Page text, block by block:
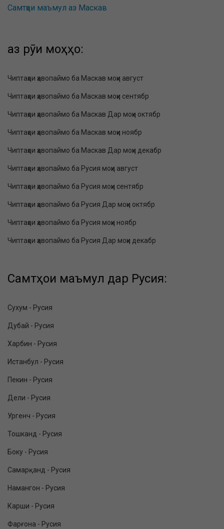
Самтҳои маъмул аз Маскав
аз рӯи моҳҳо:
Чиптаҳои ҳавопаймо ба Маскав моҳи август
Чиптаҳои ҳавопаймо ба Маскав моҳи сентябр
Чиптаҳои ҳавопаймо ба Маскав Дар моҳи октябр
Чиптаҳои ҳавопаймо ба Маскав моҳи ноябр
Чиптаҳои ҳавопаймо ба Маскав Дар моҳи декабр
Чиптаҳои ҳавопаймо ба Русия моҳи август
Чиптаҳои ҳавопаймо ба Русия моҳи сентябр
Чиптаҳои ҳавопаймо ба Русия Дар моҳи октябр
Чиптаҳои ҳавопаймо ба Русия моҳи ноябр
Чиптаҳои ҳавопаймо ба Русия Дар моҳи декабр
Самтҳои маъмул дар Русия:
Сухум - Русия
Дубай - Русия
Харбин - Русия
Истанбул - Русия
Пекин - Русия
Дели - Русия
Ургенч - Русия
Тошканд - Русия
Боку - Русия
Самарқанд - Русия
Намангон - Русия
Карши - Русия
Фарғона - Русия